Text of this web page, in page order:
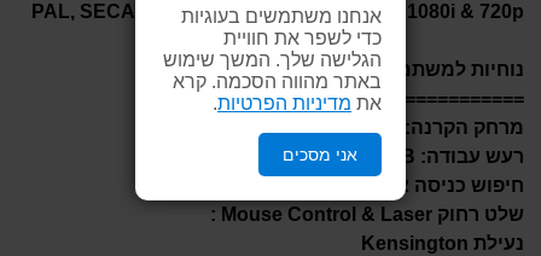
אנחנו משתמשים בעוגיות
כדי לשפר את חוויית
הגלישה שלך. המשך שימוש
באתר מהווה הסכמה. קרא
את מדיניות הפרטיות.
אני מסכים
PAL, SECAM, NTSC 480i/p, 576i/p, HDTV 1080i & 720p
נוחיות למשתמש:
============
מרחק הקרנה: 1.2 – 12 מטר
רעש עבודה: 26dB - שקט במיוחד
חיפוש כניסה אוטומטי
שלט רחוק Mouse Control & Laser :
נעילת Kensington